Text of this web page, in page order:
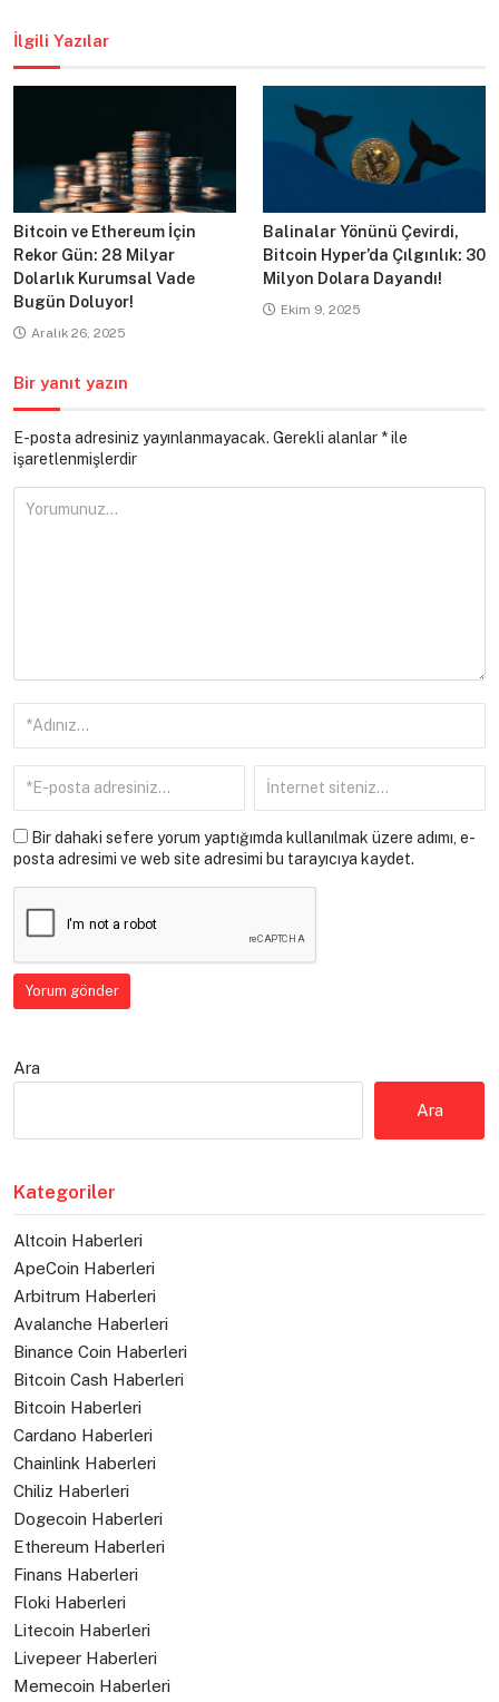
İlgili Yazılar
Bitcoin ve Ethereum İçin
Rekor Gün: 28 Milyar
Dolarlık Kurumsal Vade
Bugün Doluyor!
Aralık 26, 2025
Balinalar Yönünü Çevirdi,
Bitcoin Hyper’da Çılgınlık: 30
Milyon Dolara Dayandı!
Ekim 9, 2025
Bir yanıt yazın
E-posta adresiniz yayınlanmayacak. Gerekli alanlar *ile
işaretlenmişlerdir
Bir dahaki sefere yorum yaptığımda kullanılmak üzere adımı, e-
posta adresimi ve web site adresimi bu tarayıcıya kaydet.
Ara
Ara
Kategoriler
Altcoin Haberleri
ApeCoin Haberleri
Arbitrum Haberleri
Avalanche Haberleri
Binance Coin Haberleri
Bitcoin Cash Haberleri
Bitcoin Haberleri
Cardano Haberleri
Chainlink Haberleri
Chiliz Haberleri
Dogecoin Haberleri
Ethereum Haberleri
Finans Haberleri
Floki Haberleri
Litecoin Haberleri
Livepeer Haberleri
Memecoin Haberleri